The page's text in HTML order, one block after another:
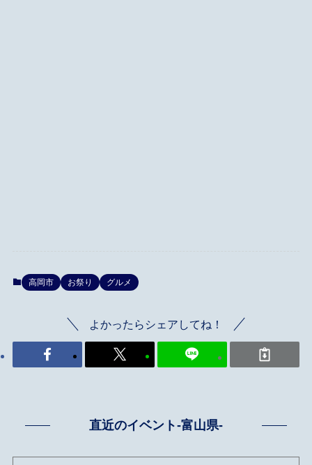
高岡市 お祭り グルメ
よかったらシェアしてね！
直近のイベント-富山県-